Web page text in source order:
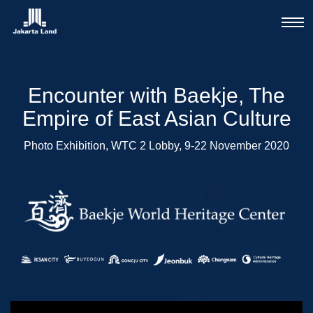
Toggle
Encounter with Baekje, The
Empire of East Asian Culture
Photo Exhibition, WTC 2 Lobby, 9-22 November 2020